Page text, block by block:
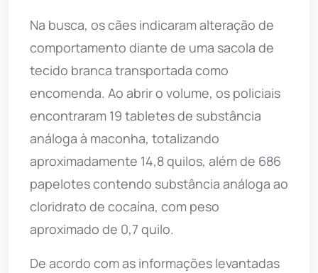
Na busca, os cães indicaram alteração de
comportamento diante de uma sacola de
tecido branca transportada como
encomenda. Ao abrir o volume, os policiais
encontraram 19 tabletes de substância
análoga à maconha, totalizando
aproximadamente 14,8 quilos, além de 686
papelotes contendo substância análoga ao
cloridrato de cocaína, com peso
aproximado de 0,7 quilo.
De acordo com as informações levantadas